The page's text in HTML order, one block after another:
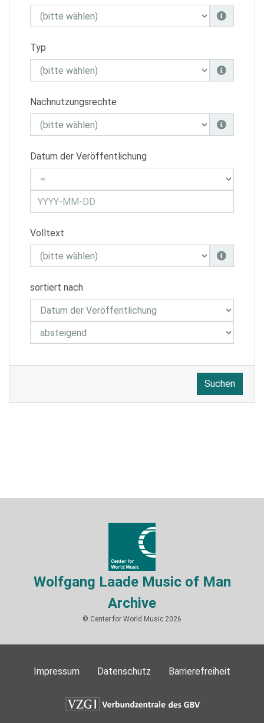
Typ
Nachnutzungsrechte
Datum der Veröffentlichung
Volltext
sortiert nach
Suchen
Wolfgang Laade Music of Man
Archive
© Center for World Music 2026
Impressum Datenschutz Barrierefreiheit